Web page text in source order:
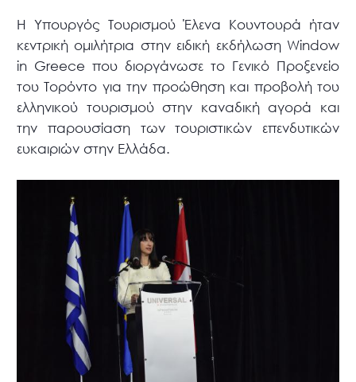
Η Υπουργός Τουρισμού Έλενα Κουντουρά ήταν
κεντρική ομιλήτρια στην ειδική εκδήλωση Window
in Greece που διοργάνωσε το Γενικό Προξενείο
του Τορόντο για την προώθηση και προβολή του
ελληνικού τουρισμού στην καναδική αγορά και
την παρουσίαση των τουριστικών επενδυτικών
ευκαιριών στην Ελλάδα.